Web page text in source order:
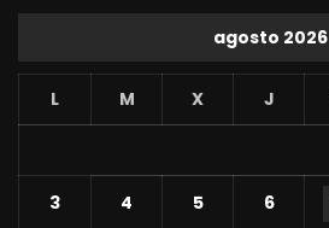
agosto 2026
L M X J
3 4 5 6